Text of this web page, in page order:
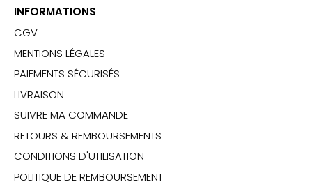
INFORMATIONS
CGV
MENTIONS LÉGALES
PAIEMENTS SÉCURISÉS
LIVRAISON
SUIVRE MA COMMANDE
RETOURS & REMBOURSEMENTS
CONDITIONS D'UTILISATION
POLITIQUE DE REMBOURSEMENT